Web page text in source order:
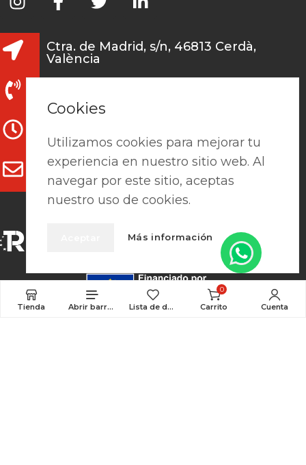
Ctra. de Madrid, s/n, 46813 Cerdà,
València
clientes@prefaes.com
Tienda Abrir barra lateral Lista de deseos
0
Carrito Cuenta
Cookies
Utilizamos cookies para mejorar tu
experiencia en nuestro sitio web. Al
navegar por este sitio, aceptas
nuestro uso de cookies.
Más información